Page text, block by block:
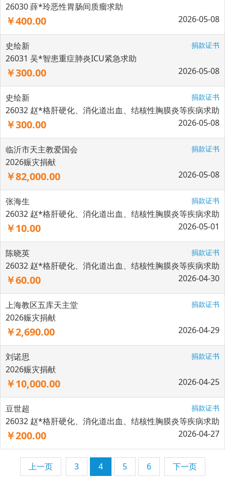
26030 薛*玲恶性胃肠间质瘤求助
￥400.00 2026-05-08
史绘新 捐款证书
26031 吴*智患重症肺炎ICU紧急求助
￥300.00 2026-05-08
史绘新 捐款证书
26032 赵*格肝硬化、消化道出血、结核性胸膜炎等疾病求助
￥300.00 2026-05-08
临沂市天主教爱国会 捐款证书
2026赈灾捐献
￥82,000.00 2026-05-08
张海生 捐款证书
26032 赵*格肝硬化、消化道出血、结核性胸膜炎等疾病求助
￥10.00 2026-05-01
陈晓英 捐款证书
26032 赵*格肝硬化、消化道出血、结核性胸膜炎等疾病求助
￥60.00 2026-04-30
上海教区五库天主堂 捐款证书
2026赈灾捐献
￥2,690.00 2026-04-29
刘诺思 捐款证书
2026赈灾捐献
￥10,000.00 2026-04-25
豆世超 捐款证书
26032 赵*格肝硬化、消化道出血、结核性胸膜炎等疾病求助
￥200.00 2026-04-27
上一页 3 4 5 6 下一页